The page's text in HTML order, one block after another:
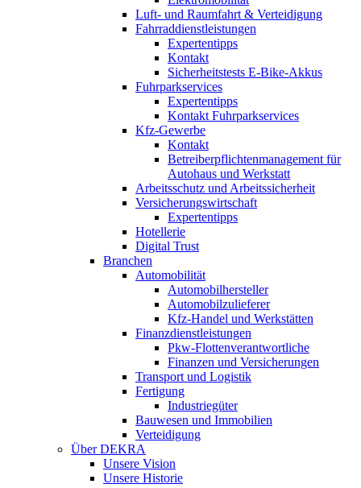
Luft- und Raumfahrt & Verteidigung
Fahrraddienstleistungen
Expertentipps
Kontakt
Sicherheitstests E-Bike-Akkus
Fuhrparkservices
Expertentipps
Kontakt Fuhrparkservices
Kfz-Gewerbe
Kontakt
Betreiberpflichtenmanagement für
Autohaus und Werkstatt
Arbeitsschutz und Arbeitssicherheit
Versicherungswirtschaft
Expertentipps
Hotellerie
Digital Trust
Branchen
Automobilität
Automobilhersteller
Automobilzulieferer
Kfz-Handel und Werkstätten
Finanzdienstleistungen
Pkw‑Flottenverantwortliche
Finanzen und Versicherungen
Transport und Logistik
Fertigung
Industriegüter
Bauwesen und Immobilien
Verteidigung
Über DEKRA
Unsere Vision
Unsere Historie